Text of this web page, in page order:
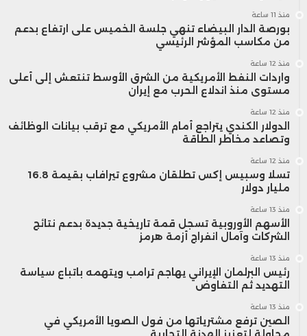
منذ 11 ساعة
بورصة الدار البيضاء تنهي جلسة الخميس على ارتفاع بدعم
من مكاسب المؤشر الرئيسي
منذ 12 ساعة
واردات النفط الأمريكية من الشرق الأوسط تنتعش إلى أعلى
مستوى منذ اندلاع الحرب مع إيران
منذ 12 ساعة
الدولار الكندي يتراجع أمام الأمريكي مع ترقب بيانات الوظائف
وتصاعد مخاطر الطاقة
منذ 12 ساعة
تسلا وسبيس إكس تطلقان مشروع تيرافاب بقيمة 16.8
مليار دولار
منذ 13 ساعة
الأسهم الأوروبية تسجل قمة تاريخية جديدة بدعم نتائج
الشركات وآمال انفراج أزمة هرمز
منذ 13 ساعة
رئيس البرلمان الإيراني يهاجم ترامب ويتهمه باتباع سياسة
التهديد ثم التفاوض
منذ 13 ساعة
الصين ترفع مشترياتها من فول الصويا الأمريكي في